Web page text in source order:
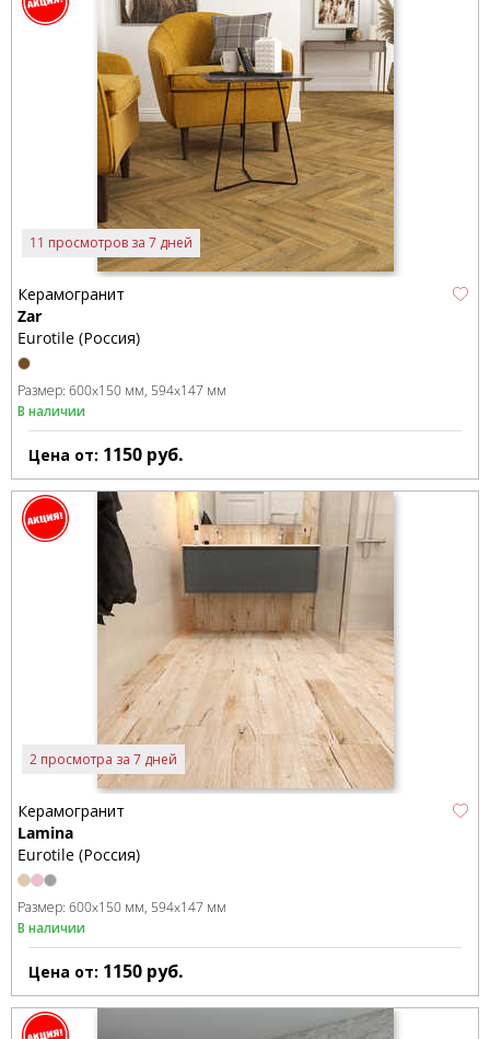
11 просмотров за 7 дней
Керамогранит
Zar
Eurotile (Россия)
Размер: 600x150 мм 594x147 мм
В наличии
Цена от: 1150 руб.
2 просмотра за 7 дней
Керамогранит
Lamina
Eurotile (Россия)
Размер: 600x150 мм 594x147 мм
В наличии
Цена от: 1150 руб.